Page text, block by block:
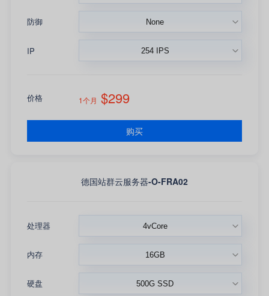
防御
IP
价格 1个月 $299
购买
德国站群云服务器-O-FRA02
处理器
内存
硬盘